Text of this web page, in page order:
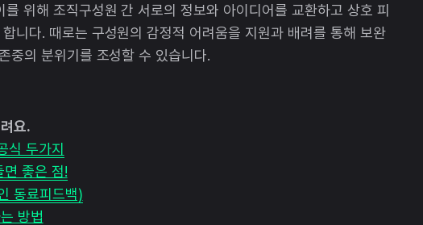
를 위해 조직구성원 간 서로의 정보와 아이디어를 교환하고 상호 피
니다. 때로는 구성원의 감정적 어려움을 지원과 배려를 통해 보완
중의 분위기를 조성할 수 있습니다.
요.
식 두가지
면 좋은 점!
동료피드백)
방법